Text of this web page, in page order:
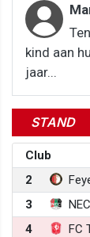
kind aan
jaar...
STAND
Club
2
3
4
FC